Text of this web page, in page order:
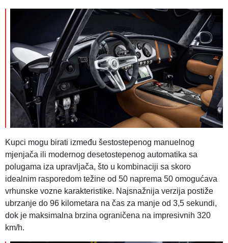
Kupci mogu birati između šestostepenog manuelnog
mjenjača ili modernog desetostepenog automatika sa
polugama iza upravljača, što u kombinaciji sa skoro
idealnim rasporedom težine od 50 naprema 50 omogućava
vrhunske vozne karakteristike. Najsnažnija verzija postiže
ubrzanje do 96 kilometara na čas za manje od 3,5 sekundi,
dok je maksimalna brzina ograničena na impresivnih 320
km/h.